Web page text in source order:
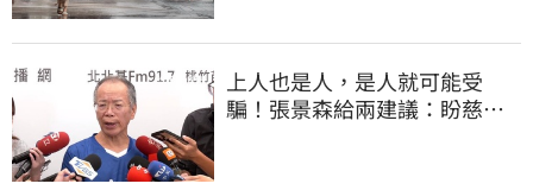
上人也是人，是人就可能受
騙！張景森給兩建議：盼慈濟